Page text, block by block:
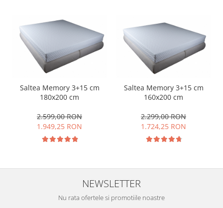
Saltea Memory 3+15 cm
180x200 cm
2.599,00 RON
1.949,25 RON
Saltea Memory 3+15 cm
160x200 cm
2.299,00 RON
1.724,25 RON
NEWSLETTER
Nu rata ofertele si promotiile noastre